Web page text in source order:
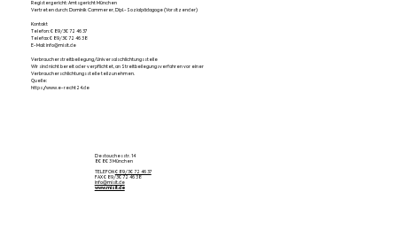
Registergericht: Amtsgericht München
Vertreten durch: Dominik Cammerer, Dipl.-Sozialpädagoge (Vorsitzender)
Kontakt
Telefon: 089/30 72 46 37
Telefax: 089/30 72 46 38
E-Mail: info@misit.de
Verbraucherstreitbeilegung/Universalschlichtungsstelle
Wir sind nicht bereit oder verpflichtet, an Streitbeilegungsverfahren vor einer
Verbraucherschlichtungsstelle teilzunehmen.
Quelle:
https://www.e-recht24.de
Destouchesstr. 14
80803 München
TELEFON 089/30 72 46 37
FAX 089/30 72 46 38
info@misit.de
www.misit.de